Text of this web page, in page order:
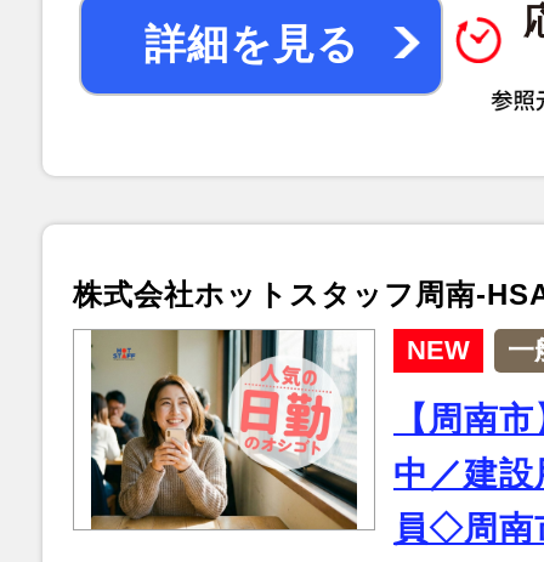
詳細を見る
株式会社ホットスタッフ周南-
NEW 一
【周南
中／建
員◇周南